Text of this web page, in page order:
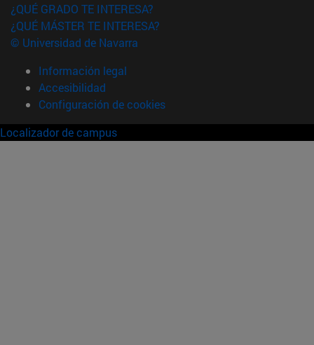
¿QUÉ GRADO TE INTERESA?
¿QUÉ MÁSTER TE INTERESA?
© Universidad de Navarra
Información legal
Accesibilidad
Configuración de cookies
Localizador de campus